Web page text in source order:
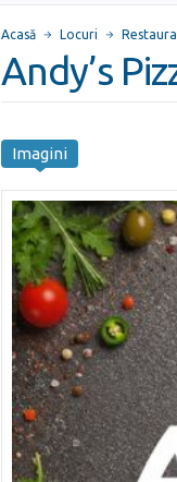
Acasă Locuri
Andy’s
Imagini